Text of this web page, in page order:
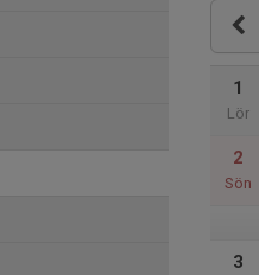
1
Lör
2
Sön
3